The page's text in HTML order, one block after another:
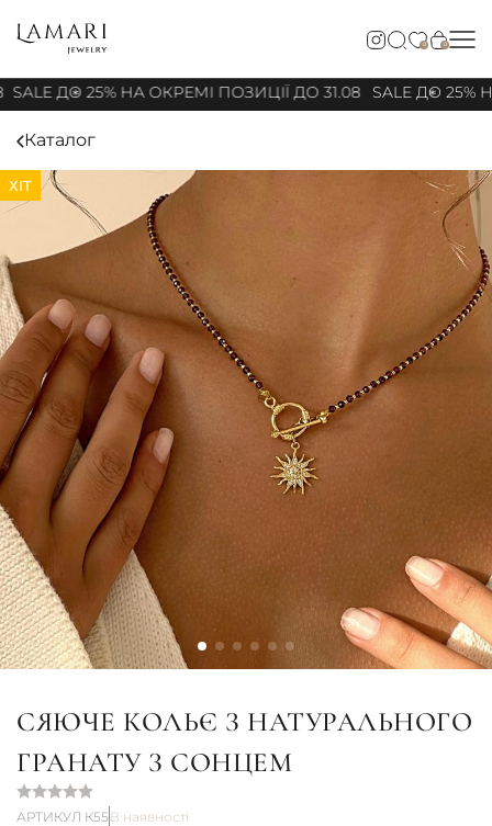
0 0
SALE ДО 25% НА ОКРЕМІ ПОЗИЦІЇ ДО 31.08 SALE ДО 25%
Каталог
ХІТ
СЯЮЧЕ КОЛЬЄ З НАТУРАЛЬНОГО
ГРАНАТУ З СОНЦЕМ
АРТИКУЛ К55 В наявності